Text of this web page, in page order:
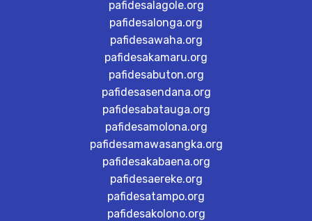
pafidesalagole.org
pafidesalonga.org
pafidesawaha.org
pafidesakamaru.org
pafidesabuton.org
pafidesasendana.org
pafidesabatauga.org
pafidesamolona.org
pafidesamawasangka.org
pafidesakabaena.org
pafidesaereke.org
pafidesatampo.org
pafidesakolono.org